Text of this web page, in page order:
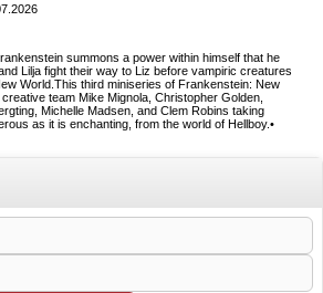
summons a power within himself that he
Lilja fight their way to Liz before vampiric creatures
World.This third miniseries of Frankenstein: New
team Mike Mignola, Christopher Golden,
Michelle Madsen, and Clem Robins taking
as it is enchanting, from the world of Hellboy.•